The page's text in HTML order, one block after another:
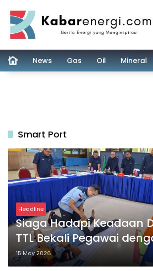
content
News Gas Oil Mineral
Smart Port
Headline
Siaga Hadapi Keadaan
TTL Bekali Pegawai
Sertifikasi P3K
15 May 2026